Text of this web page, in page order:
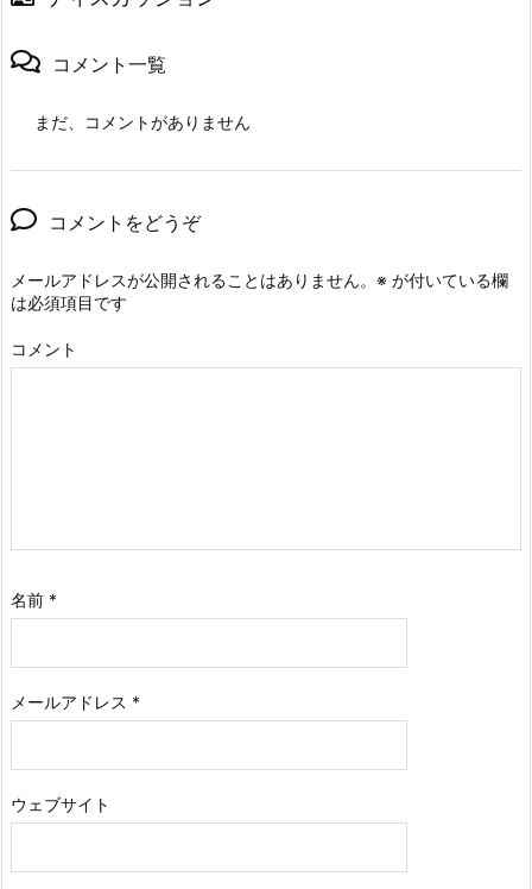
コメント一覧
まだ、コメントがありません
コメントをどうぞ
メールアドレスが公開されることはありません。 ※ が付いている欄
は必須項目です
コメント
名前 *
メールアドレス *
ウェブサイト